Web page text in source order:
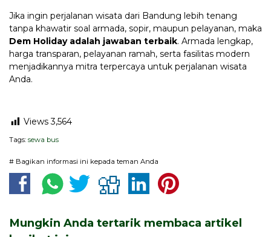
Jika ingin perjalanan wisata dari Bandung lebih tenang
tanpa khawatir soal armada, sopir, maupun pelayanan, maka
Dem Holiday adalah jawaban terbaik. Armada lengkap,
harga transparan, pelayanan ramah, serta fasilitas modern
menjadikannya mitra terpercaya untuk perjalanan wisata
Anda.
Views 3,564
Tags: sewa bus
# Bagikan informasi ini kepada teman Anda
Mungkin Anda tertarik membaca artikel